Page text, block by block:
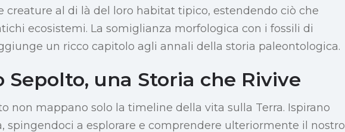
creature al di là del loro habitat tipico, estendendo ciò che
ecosistemi. La somiglianza morfologica con i fossili di
un ricco capitolo agli annali della storia paleontologica.
Sepolto, una Storia che Rivive
non mappano solo la timeline della vita sulla Terra. Ispirano
spingendoci a esplorare e comprendere ulteriormente il nostro